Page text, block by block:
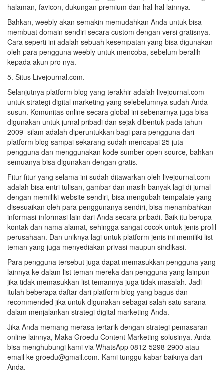
halaman, favicon, dukungan premium dan hal-hal lainnya.
Bahkan, weebly akan semakin memudahkan Anda untuk bisa
membuat domain sendiri secara custom dengan versi gratisnya.
Cara seperti ini adalah sebuah kesempatan yang bisa digunakan
oleh para pengguna weebly untuk mencoba, sebelum beralih
kepada akun pro nya.
5. Situs Livejournal.com.
Selanjutnya platform blog yang terakhir adalah livejournal.com
untuk strategi digital marketing yang selebelumnya sudah Anda
susun. Komunitas online secara global ini sebenarnya juga bisa
digunakan untuk jurnal pribadi dan sejak dibentuk pada tahun
2009 silam adalah diperuntukkan bagi para pengguna dari
platform blog sampai sekarang sudah mencapai 25 juta
pengguna dan menggunakan kode sumber open source, bahkan
semuanya bisa digunakan dengan gratis.
Fitur-fitur yang selama ini sudah ditawarkan oleh livejournal.com
adalah bisa entri tulisan, gambar dan masih banyak lagi di jurnal
dengan memiliki website sendiri, bisa mengubah tempalate yang
disesuaikan oleh para penggunanya sendiri, bisa menambahkan
informasi-informasi lain dari Anda secara pribadi. Baik itu berupa
kontak dan nama alamat, sehingga sangat cocok untuk jenis profil
perusahaan. Dan uniknya lagi untuk platform jenis ini memiliki list
teman yang juga menyediakan privasi maupun sindikasi.
Para pengguna tersebut juga dapat memasukkan pengguna yang
lainnya ke dalam list teman mereka dan pengguna yang lainpun
jika tidak memasukkan list temannya juga tidak masalah. Jadi
itulah beberapa daftar dari platform blog yang bagus dan
recommended jika untuk digunakan sebagai salah satu sarana
dalam menjalankan strategi digital marketing Anda.
Jika Anda memang merasa tertarik dengan strategi pemasaran
online lainnya, Maka Groedu Content Marketing solusinya. Anda
bisa menghubungi kami via WhatsApp 0812-5298-2900 atau
email ke groedu@gmail.com. Kami tunggu kabar baiknya dari
Anda.